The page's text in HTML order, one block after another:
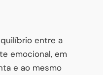
entre a
emocional, em
e ao mesmo